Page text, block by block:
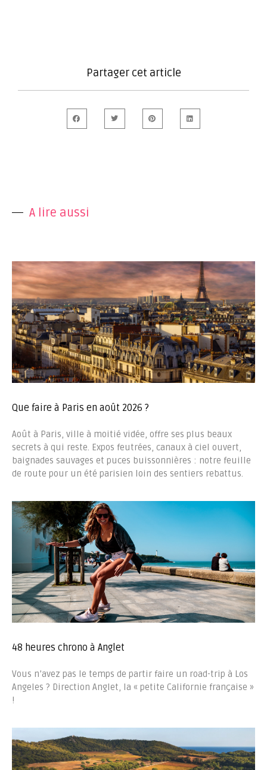
Partager cet article
A lire aussi
Que faire à Paris en août 2026 ?
Août à Paris, ville à moitié vidée, offre ses plus beaux
secrets à qui reste. Expos feutrées, canaux à ciel ouvert,
baignades sauvages et puces buissonnières : notre feuille
de route pour un été parisien loin des sentiers rebattus.
48 heures chrono à Anglet
Vous n’avez pas le temps de partir faire un road-trip à Los
Angeles ? Direction Anglet, la « petite Californie française »
!